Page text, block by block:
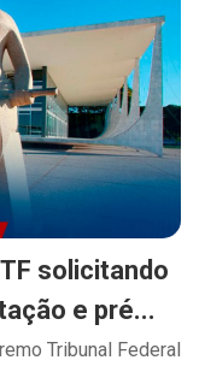
solicitando
e pré...
Tribunal Federal